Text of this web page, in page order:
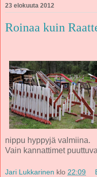
23 elokuuta 2012
Roinaa kuin
nippu hyppyjä valmiina.
Vain kannattimet
Jari Lukkarinen klo 22:09